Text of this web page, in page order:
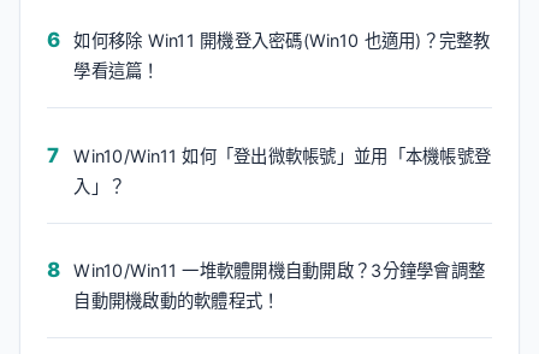
如何移除 Win11 開機登入密碼(Win10 也適用)？完整教
學看這篇！
Win10/Win11 如何「登出微軟帳號」並用「本機帳號登
入」？
Win10/Win11 一堆軟體開機自動開啟？3分鐘學會調整
自動開機啟動的軟體程式！